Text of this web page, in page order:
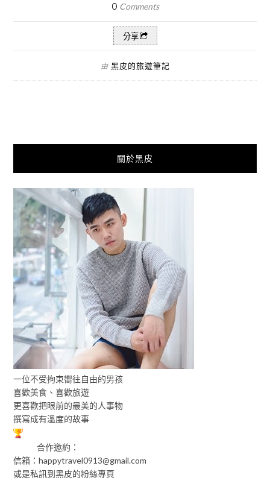
0 Comments
分享
由 黑皮的旅遊筆記
關於黑皮
一位不受拘束嚮往自由的男孩
喜歡美食、喜歡旅遊
更喜歡把眼前的最美的人事物
撰寫成有溫度的故事
合作邀約：
信箱：happytravel0913@gmail.com
或是私訊到黑皮的粉絲專頁